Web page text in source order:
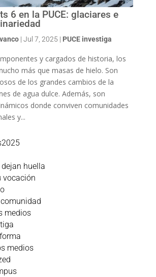
6 en la PUCE: glaciares e
| Jul 7, 2025 | PUCE investiga
y cargados de historia, los
más que masas de hielo. Son
de los grandes cambios de la
de agua dulce. Además, son
donde conviven comunidades
y...
huella
vocación
comunidad
medios
medios